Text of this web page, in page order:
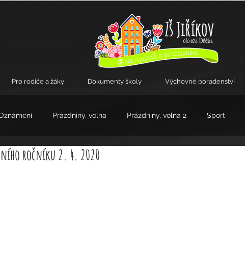
Pro rodiče a žáky Dokumenty školy Výchovné poradenství
Prázdniny, volna Prázdniny, volna 2 Sport
Zájmové kroužky
ročníku 2. 4. 2020